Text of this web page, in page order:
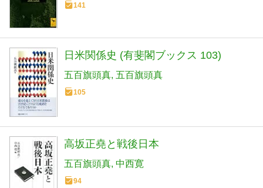
141
日米関係史 (有斐閣ブックス 103)
五百旗頭真 五百旗頭真
105
高坂正堯と戦後日本
五百旗頭真 中西寛
94